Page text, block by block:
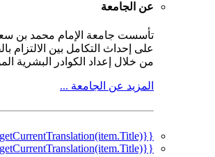
عن الجامعة
على إحداث التكامل بين الالتزام
من خلال إعداد الكوادر البشرية
المزيد عن الجامعة ...
{{mmc.getCurrentTranslation(item.Title)}}
{{mmc.getCurrentTranslation(item.Title)}}